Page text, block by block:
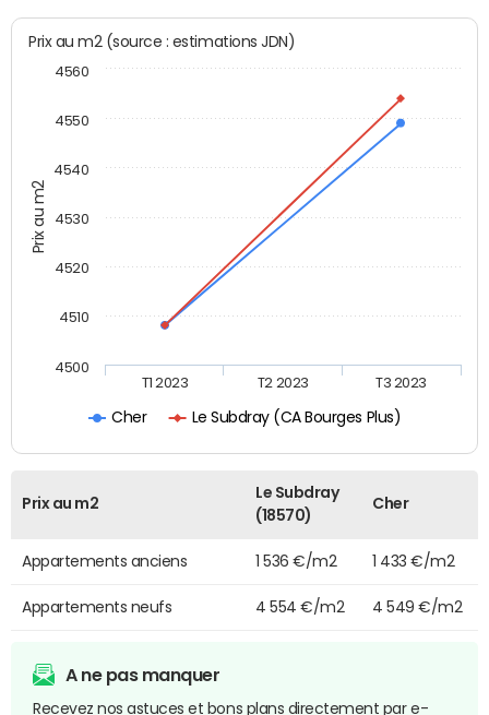
Prix au m2
Prix au m2 (source : estimations JDN)
Cher Le Subdray (CA Bourges Plus)
T1 2023 T2 2023 T3 2023
4500
4510
4520
4530
4540
4550
4560
Prix au m2
Le Subdray
(18570)
Cher
Appartements anciens 1 536 €/m2 1 433 €/m2
Appartements neufs 4 554 €/m2 4 549 €/m2
A ne pas manquer
Recevez nos astuces et bons plans directement par e-